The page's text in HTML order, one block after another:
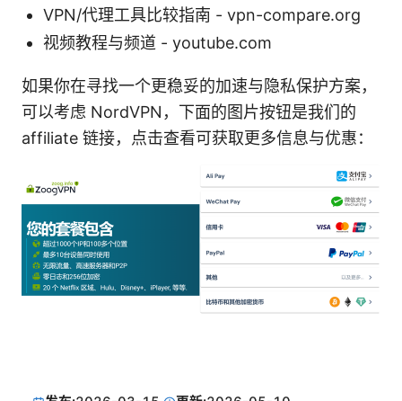
VPN/代理工具比较指南 - vpn-compare.org
视频教程与频道 - youtube.com
如果你在寻找一个更稳妥的加速与隐私保护方案，
可以考虑 NordVPN，下面的图片按钮是我们的
affiliate 链接，点击查看可获取更多信息与优惠：